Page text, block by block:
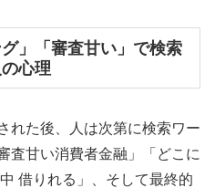
」「審査甘い」で検索
心理
れた後、人は次第に検索ワー
査甘い消費者金融」「どこに
借りれる」、そして最終的